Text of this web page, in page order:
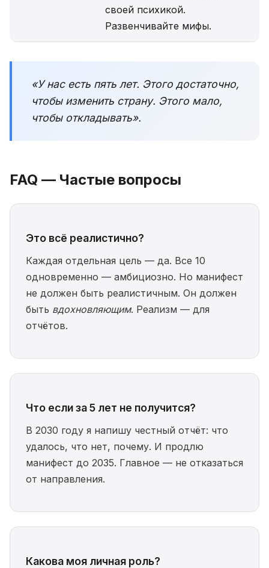
своей психикой.
Развенчивайте мифы.
«У нас есть пять лет. Этого достаточно,
чтобы изменить страну. Этого мало,
чтобы откладывать».
FAQ — Частые вопросы
Это всё реалистично?
Каждая отдельная цель — да. Все 10
одновременно — амбициозно. Но манифест
не должен быть реалистичным. Он должен
быть вдохновляющим. Реализм — для
отчётов.
Что если за 5 лет не получится?
В 2030 году я напишу честный отчёт: что
удалось, что нет, почему. И продлю
манифест до 2035. Главное — не отказаться
от направления.
Какова моя личная роль?